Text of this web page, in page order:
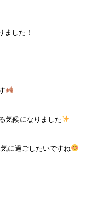
ました！
気候になりました
に過ごしたいですね